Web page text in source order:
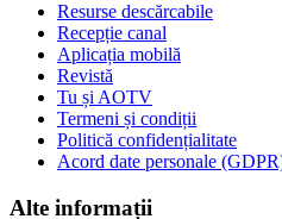
Resurse descărcabile
Recepție canal
Aplicația mobilă
Revistă
Tu și AOTV
Termeni și condiții
Politică confidențialitate
Acord date personale
Alte informații